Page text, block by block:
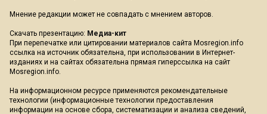
Мнение редакции может не совпадать с мнением авторов.
Скачать презентацию: Медиа-кит
При перепечатке или цитировании материалов сайта Mosregion.info
ссылка на источник обязательна, при использовании в Интернет-
изданиях и на сайтах обязательна прямая гиперссылка на сайт
Mosregion.info.
На информационном ресурсе применяются рекомендательные
технологии (информационные технологии предоставления
информации на основе сбора, систематизации и анализа сведений,